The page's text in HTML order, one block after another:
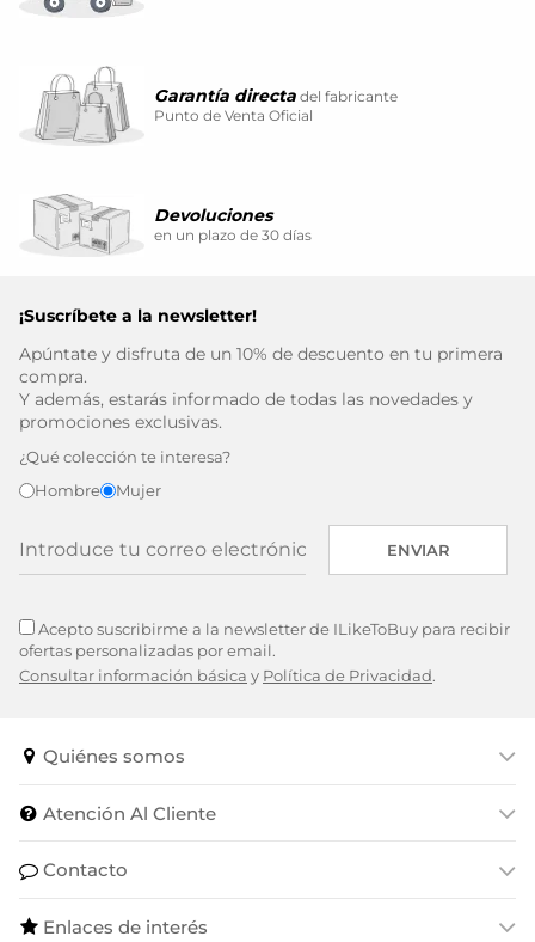
Garantía directa del fabricante
Punto de Venta Oficial
Devoluciones
en un plazo de 30 días
¡Suscríbete a la newsletter!
Apúntate y disfruta de un 10% de descuento en tu primera
compra.
Y además, estarás informado de todas las novedades y
promociones exclusivas.
¿Qué colección te interesa?
Hombre
Mujer
ENVIAR
Acepto suscribirme a la newsletter de ILikeToBuy para recibir
ofertas personalizadas por email.
Consultar información básica y Política de Privacidad.
Quiénes somos
Atención Al Cliente
Contacto
Enlaces de interés